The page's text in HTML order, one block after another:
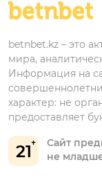
Кешбэк
Бонусы Ubet
Бонусы Фонбет
Бонусы Винлайн
Бонусы Тенниси
Регистрация в
Регистрация в
21
Сайт
не
betnbet.kz – это
мира,
Информация на
характер: не
предоставляет